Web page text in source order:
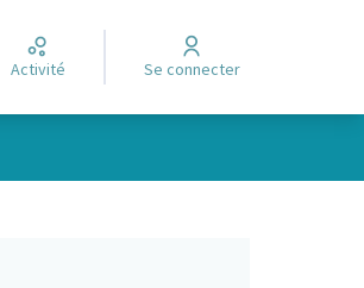
Activité Se connecter